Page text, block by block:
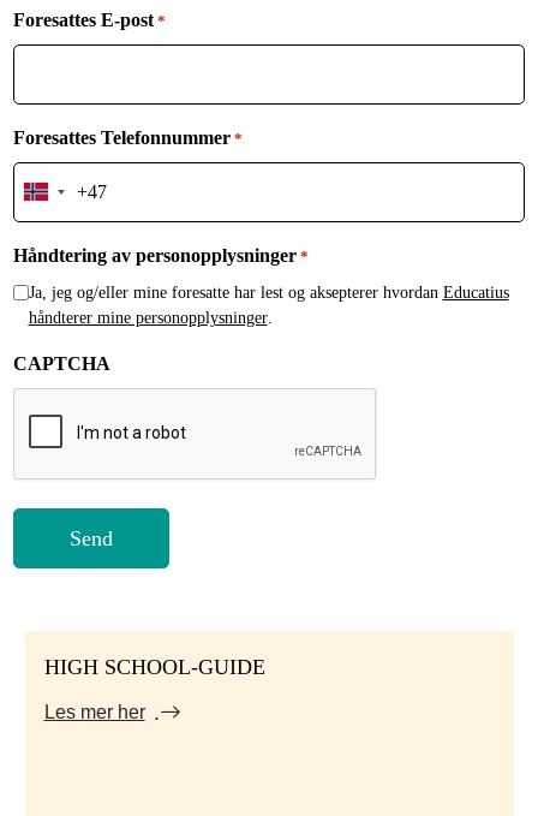
Foresattes E-post *
Foresattes Telefonnummer *
Norway
+47
Håndtering av personopplysninger *
Ja, jeg og/eller mine foresatte har lest og aksepterer hvordan Educatius
håndterer mine personopplysninger.
CAPTCHA
HIGH SCHOOL-GUIDE
Les mer her